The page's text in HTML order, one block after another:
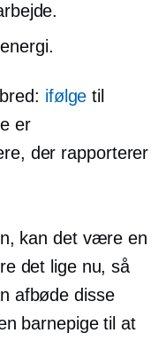
ifølge til
er
der rapporterer
kan det være en
det lige nu, så
afbøde disse
barnepige til at